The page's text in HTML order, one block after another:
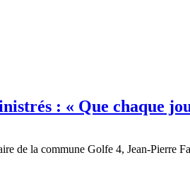
: « Que chaque
la commune Golfe 4, Jean-Pierre